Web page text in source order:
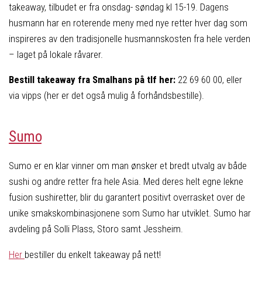
takeaway, tilbudet er fra onsdag- søndag kl 15-19. Dagens
husmann har en roterende meny med nye retter hver dag som
inspireres av den tradisjonelle husmannskosten fra hele verden
– laget på lokale råvarer.
Bestill takeaway fra Smalhans på tlf her: 22 69 60 00, eller
via vipps (her er det også mulig å forhåndsbestille).
Sumo
Sumo er en klar vinner om man ønsker et bredt utvalg av både
sushi og andre retter fra hele Asia. Med deres helt egne lekne
fusion sushiretter, blir du garantert positivt overrasket over de
unike smakskombinasjonene som Sumo har utviklet. Sumo har
avdeling på Solli Plass, Storo samt Jessheim.
Her bestiller du enkelt takeaway på nett!